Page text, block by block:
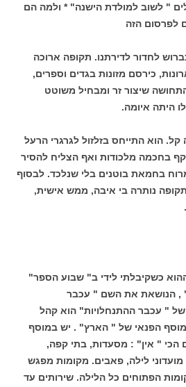
לשוב למולדת הישנה" * ולמה הם
הזה
לחדור לדירתנו. תקופה ארוכה
כירסם מזונות בגדים וספרים,
שיצור זר ומבחיל משוטט
איומה.
התייחס בזלזול לגרגרי הרעל
מלכודות ואף הצליח להסיר
בחמאת בוטנים בלי שנלכד. לבסוף
נותרה בי איבה, ממש אישית,
כשקיבלתי לידי ב" שבוע הספר"
את השם " עכבר
עכבר ההתנחלויות" הוא קהל
הפנאי של " הארץ" . יש במוסף
" אין" : מסעדות, בתי קפה,
לילה, פאבים. מקומות מפגש
הפתוחים כל הלילה. שירותים עד